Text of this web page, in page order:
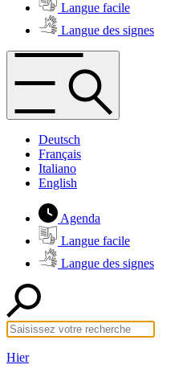
Langue facile
Langue des signes
Deutsch
Français
Italiano
English
Agenda
Langue facile
Langue des signes
Hier